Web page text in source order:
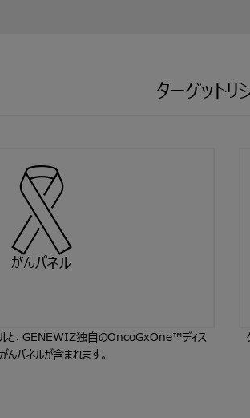
ターゲット
がんパネル
ルと、GENEWIZ独自のOncoGxOne™ディス
んパネルが含まれます。